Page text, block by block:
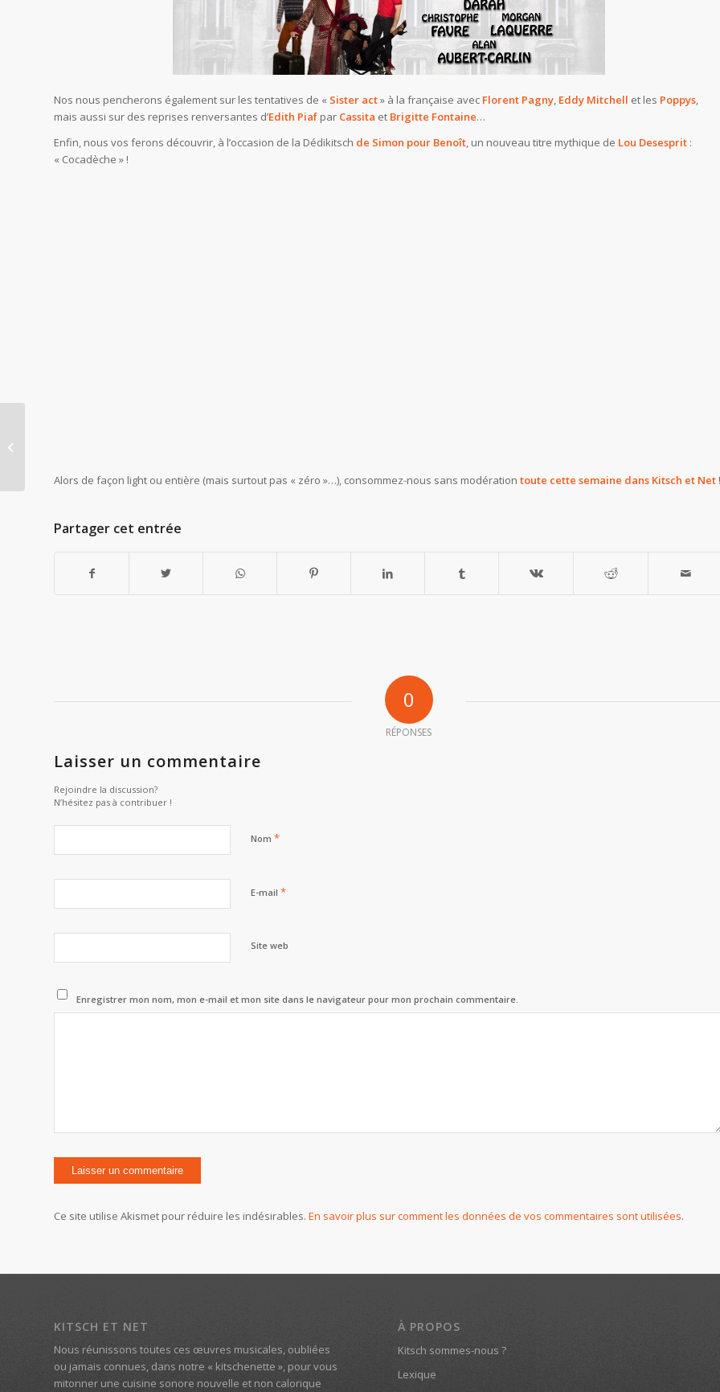
Nos nous pencherons également sur les tentatives de « Sister act» à la française avec Florent Pagny, Eddy Mitchell et les Poppys,
mais aussi sur des reprises renversantes d’Edith Piaf par Cassita et Brigitte Fontaine…
Enfin, nous vos ferons découvrir, à l’occasion de la Dédikitsch de Simon pour Benoît, un nouveau titre mythique de Lou Desesprit :
« Cocadèche » !
Alors de façon light ou entière (mais surtout pas « zéro »…), consommez-nous sans modération toute cette semaine dans Kitsch et Net !
Partager cet entrée
0
RÉPONSES
Laisser un commentaire
Rejoindre la discussion?
N’hésitez pas à contribuer !
Nom *
E-mail *
Site web
Enregistrer mon nom, mon e-mail et mon site dans le navigateur pour mon prochain commentaire.
Ce site utilise Akismet pour réduire les indésirables. En savoir plus sur comment les données de vos commentaires sont utilisées.
KITSCH ET NET
Nous réunissons toutes ces œuvres musicales, oubliées
ou jamais connues, dans notre « kitschenette », pour vous
mitonner une cuisine sonore nouvelle et non calorique
À PROPOS
Kitsch sommes-nous ?
Lexique